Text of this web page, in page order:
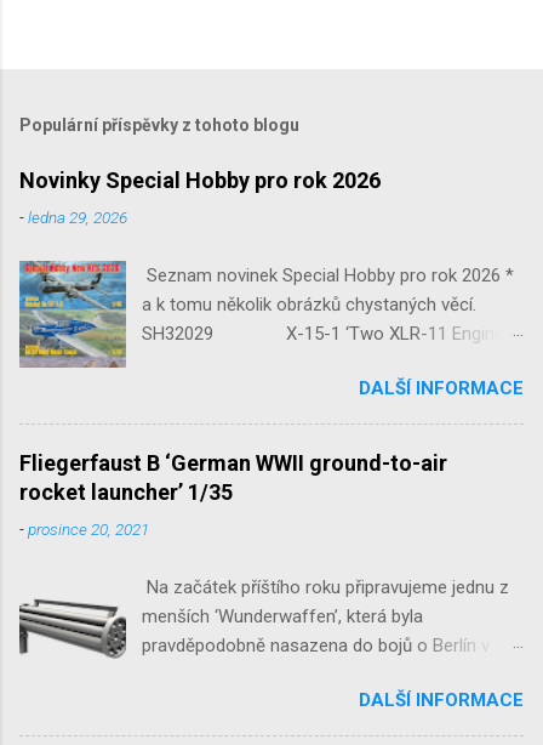
Populární příspěvky z tohoto blogu
Novinky Special Hobby pro rok 2026
-ledna 29, 2026
Seznam novinek Special Hobby pro rok 2026 *
a k tomu několik obrázků chystaných věcí.
SH32029 X-15-1 ‘Two XLR-11 Engines’
‘Guardians of Sion’ 1/32 SH32092
JB-2 Loon ‘US Version of V-1 Missile’
1/32 1/32 SH48052 Seafire
Mk.III 1/48 reissue SH48160
Baltimore Mk.I 1/48 ...
DALŠÍ INFORMACE
Fliegerfaust B ‘German WWII ground-to-air
rocket launcher’ 1/35
-prosince 20, 2021
Na začátek příštího roku připravujeme jednu z
menších ‘Wunderwaffen’, která byla
pravděpodobně nasazena do bojů o Berlín v
raketovou protiletadlovou zbraň. V setu 3148
detailní odlitky této zbraně, v měřítku 1/35,
DALŠÍ INFORMACE